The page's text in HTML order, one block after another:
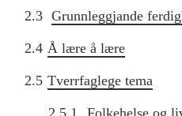
2.3 Grunnleggjande
2.4 Å lære å lære
2.5 Tverrfaglege tema